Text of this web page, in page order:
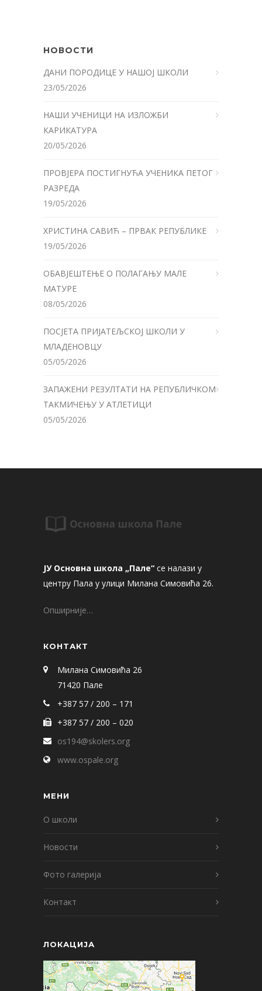
НОВОСТИ
ДАНИ ПОРОДИЦЕ У НАШОЈ ШКОЛИ
23/05/2026
НАШИ УЧЕНИЦИ НА ИЗЛОЖБИ
КАРИКАТУРА
20/05/2026
ПРОВЈЕРА ПОСТИГНУЋА УЧЕНИКА ПЕТОГ
РАЗРЕДА
19/05/2026
ХРИСТИНА САВИЋ – ПРВАК РЕПУБЛИКЕ
19/05/2026
ОБАВЈЕШТЕЊЕ О ПОЛАГАЊУ МАЛЕ
МАТУРЕ
08/05/2026
ПОСЈЕТА ПРИЈАТЕЉСКОЈ ШКОЛИ У
МЛАДЕНОВЦУ
05/05/2026
ЗАПАЖЕНИ РЕЗУЛТАТИ НА РЕПУБЛИЧКОМ
ТАКМИЧЕЊУ У АТЛЕТИЦИ
05/05/2026
ЈУ Основна школа „Пале“ се налази у
центру Пала у улици Милана Симовића 26.
Опширније…
КОНТАКТ
Милана Симовића 26
71420 Пале
+387 57 / 200 – 171
+387 57 / 200 – 020
os194@skolers.org
www.ospale.org
МЕНИ
О школи
Новости
Фото галерија
Контакт
ЛОКАЦИЈА